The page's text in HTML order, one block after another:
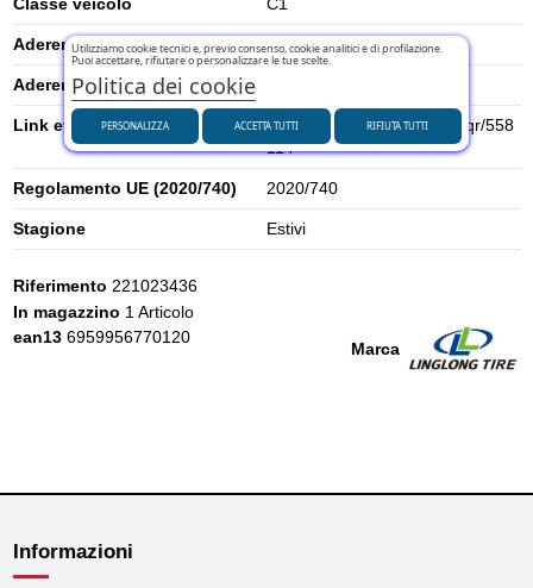
Aderenza su neve 0
Aderenza su ghiaccio
Link etichetta energetica UE
https://eprel.ec.europa.eu/qr/558
114
Regolamento UE (2020/740) 2020/740
Stagione Estivi
Marca
Riferimento 221023436
In magazzino 1 Articolo
ean13 6959956770120
Informazioni
Utilizziamo cookie tecnici e, previo consenso, cookie analitici e di profilazione.
Puoi accettare, rifiutare o personalizzare le tue scelte.
Politica dei cookie
PERSONALIZZA RIFIUTA TUTTI
ACCETTA TUTTI